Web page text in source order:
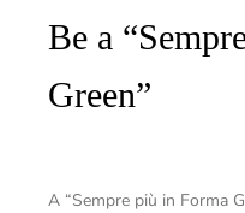
Be a
Green”
A “Sempre più in Forma